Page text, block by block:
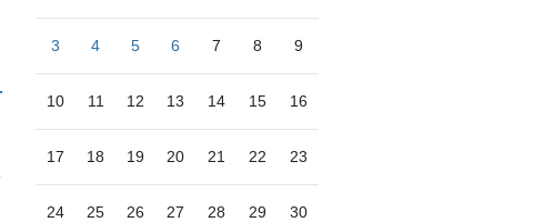
3 4 5 6 7 8 9
10 11 12 13 14 15 16
17 18 19 20 21 22 23
24 25 26 27 28 29 30